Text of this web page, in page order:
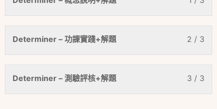
2 / 3
Determiner – 功課實踐+解題
3 / 3
Determiner – 測驗評核+解題